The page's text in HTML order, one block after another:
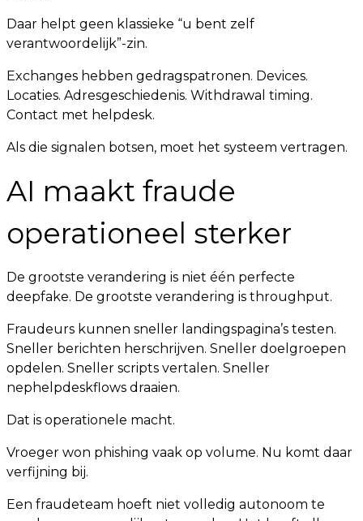
Daar helpt geen klassieke “u bent zelf
verantwoordelijk”-zin.
Exchanges hebben gedragspatronen. Devices.
Locaties. Adresgeschiedenis. Withdrawal timing.
Contact met helpdesk.
Als die signalen botsen, moet het systeem vertragen.
AI maakt fraude
operationeel sterker
De grootste verandering is niet één perfecte
deepfake. De grootste verandering is throughput.
Fraudeurs kunnen sneller landingspagina’s testen.
Sneller berichten herschrijven. Sneller doelgroepen
opdelen. Sneller scripts vertalen. Sneller
nephelpdeskflows draaien.
Dat is operationele macht.
Vroeger won phishing vaak op volume. Nu komt daar
verfijning bij.
Een fraudeteam hoeft niet volledig autonoom te